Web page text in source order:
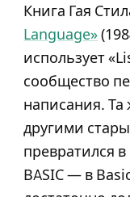
Книга Гая
Language»
использует
сообщество
написания.
другими
превратился
BASIC — в